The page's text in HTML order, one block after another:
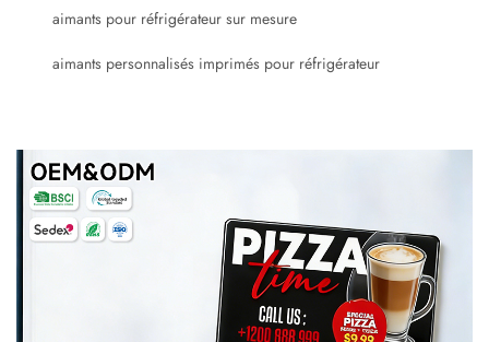
aimants pour réfrigérateur sur mesure
aimants personnalisés imprimés pour réfrigérateur